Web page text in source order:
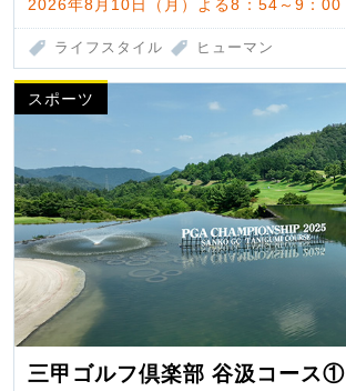
2026年8月10日（月）よる8：54～9：00
ライフスタイル ヒューマン
スポーツ
三甲ゴルフ倶楽部 谷汲コース①